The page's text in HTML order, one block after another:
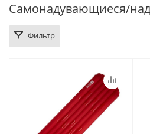
Самонадувающиеся/
Фильтр